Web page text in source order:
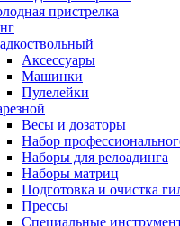
пристрелка
Аксессуары
Машинки
Пулелейки
Весы и дозаторы
Набор
Наборы для релоадинга
Наборы матриц
Подготовка и очистка
Прессы
Специальные